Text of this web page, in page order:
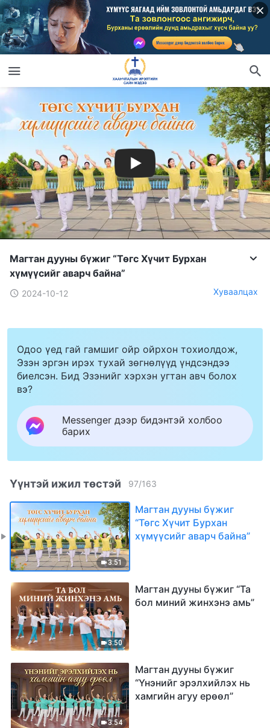
Магтан дууны бүжиг “Төгс Хүчит Бурхан
хүмүүсийг аварч байна”
2024-10-12 Хуваалцах
Одоо үед гай гамшиг ойр ойрхон тохиолдож,
Эзэн эргэн ирэх тухай зөгнөлүүд үндсэндээ
биелсэн. Бид Эзэнийг хэрхэн угтан авч болох
вэ?
Messenger дээр бидэнтэй холбоо
барих
Үүнтэй ижил төстэй 97/163
3:51
Магтан дууны бүжиг
“Төгс Хүчит Бурхан
хүмүүсийг аварч байна”
3:50
Магтан дууны бүжиг “Та
бол миний жинхэнэ амь”
3:54
Магтан дууны бүжиг
“Үнэнийг эрэлхийлэх нь
хамгийн агуу ерөөл”